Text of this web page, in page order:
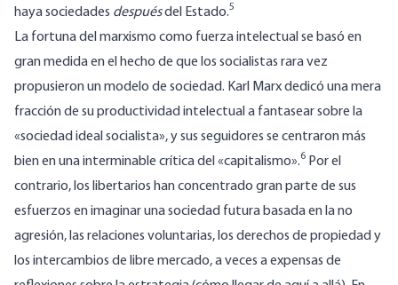
haya sociedades despuésdel Estado.5
La fortuna del marxismo como fuerza intelectual se basó en
gran medida en el hecho de que los socialistas rara vez
propusieron un modelo de sociedad. Karl Marx dedicó una mera
fracción de su productividad intelectual a fantasear sobre la
«sociedad ideal socialista», y sus seguidores se centraron más
bien en una interminable crítica del «capitalismo».6 Por el
contrario, los libertarios han concentrado gran parte de sus
esfuerzos en imaginar una sociedad futura basada en la no
agresión, las relaciones voluntarias, los derechos de propiedad y
los intercambios de libre mercado, a veces a expensas de